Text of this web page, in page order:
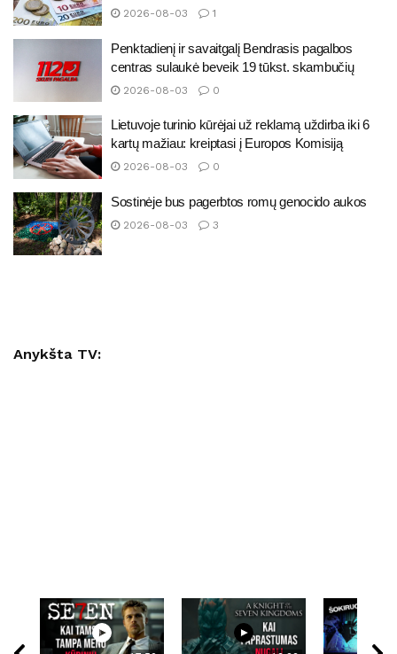
2026-08-03 1
Penktadienį ir savaitgalį Bendrasis pagalbos
centras sulaukė beveik 19 tūkst. skambučių
2026-08-03 0
Lietuvoje turinio kūrėjai už reklamą uždirba iki 6
kartų mažiau: kreiptasi į Europos Komisiją
2026-08-03 0
Sostinėje bus pagerbtos romų genocido aukos
2026-08-03 3
Anykšta TV: